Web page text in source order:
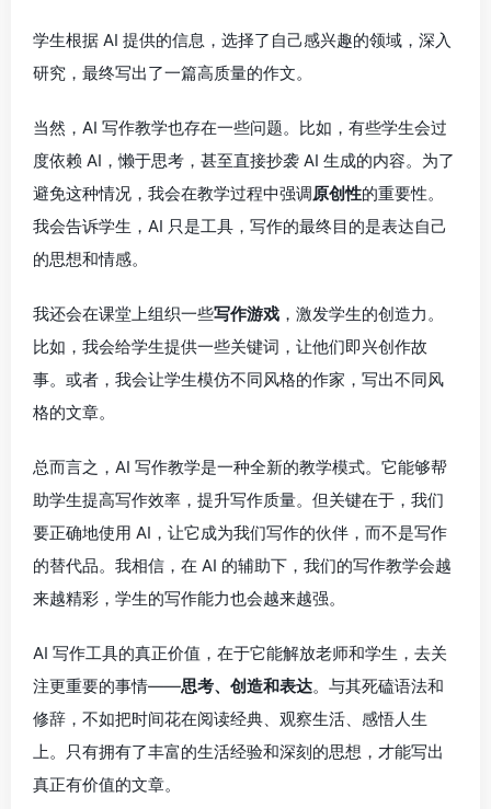
学生根据 AI 提供的信息，选择了自己感兴趣的领域，深入
研究，最终写出了一篇高质量的作文。
当然，AI 写作教学也存在一些问题。比如，有些学生会过
度依赖 AI，懒于思考，甚至直接抄袭 AI 生成的内容。为了
避免这种情况，我会在教学过程中强调原创性的重要性。
我会告诉学生，AI 只是工具，写作的最终目的是表达自己
的思想和情感。
我还会在课堂上组织一些写作游戏 ，激发学生的创造力。
比如，我会给学生提供一些关键词，让他们即兴创作故
事。或者，我会让学生模仿不同风格的作家，写出不同风
格的文章。
总而言之，AI 写作教学是一种全新的教学模式。它能够帮
助学生提高写作效率，提升写作质量。但关键在于，我们
要正确地使用 AI，让它成为我们写作的伙伴，而不是写作
的替代品。我相信，在 AI 的辅助下，我们的写作教学会越
来越精彩，学生的写作能力也会越来越强。
AI 写作工具的真正价值，在于它能解放老师和学生，去关
注更重要的事情——思考、创造和表达。与其死磕语法和
修辞，不如把时间花在阅读经典、观察生活、感悟人生
上。只有拥有了丰富的生活经验和深刻的思想，才能写出
真正有价值的文章。